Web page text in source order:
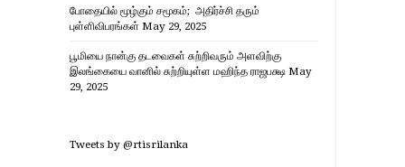
போதையில் மூழ்கும் சமூகம்; அதிர்ச்சி தரும்
புள்ளிவிபரங்கள் May 29, 2025
பூமியை நான்கு தடவைகள் சுற்றிவரும் அளவிற்கு
இலங்கையை வானில் சுற்றியுள்ள மஹிந்த ராஜபக்ஷ May
29, 2025
Tweets by @rtisrilanka